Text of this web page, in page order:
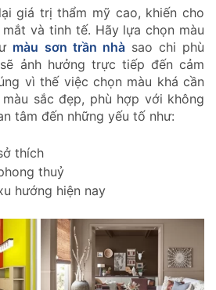
giá trị thẩm mỹ cao, khiến cho
và tinh tế. Hãy lựa chọn màu
màu sơn trần nhàsao chi phù
ảnh hưởng trực tiếp đến cảm
vì thế việc chọn màu khá cần
sắc đẹp, phù hợp với không
tâm đến những yếu tố như:
thích
thuỷ
hướng hiện nay